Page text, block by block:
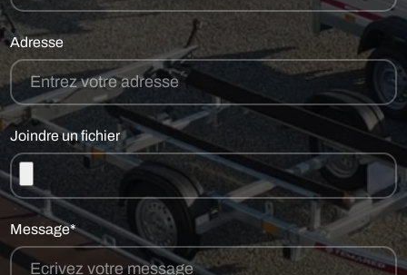
Adresse
Joindre un fichier
Message*